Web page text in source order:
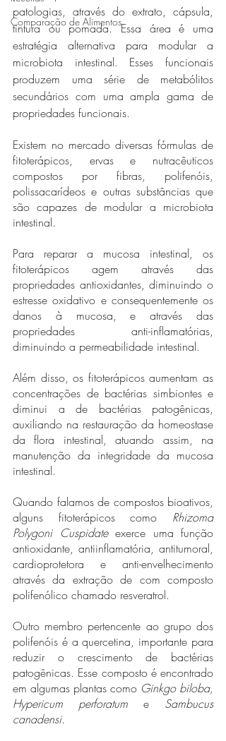
Comparação de Alimentos
patologias, através do extrato, cápsula,
tintura ou pomada. Essa área é uma
estratégia alternativa para modular a
microbiota intestinal. Esses funcionais
produzem uma série de metabólitos
secundários com uma ampla gama de
propriedades funcionais.
Existem no mercado diversas fórmulas de
fitoterápicos, ervas e nutracêuticos
compostos por fibras, polifenóis,
polissacarídeos e outras substâncias que
são capazes de modular a microbiota
intestinal.
Para reparar a mucosa intestinal, os
fitoterápicos agem através das
propriedades antioxidantes, diminuindo o
estresse oxidativo e consequentemente os
danos à mucosa, e através das
propriedades anti-inflamatórias,
diminuindo a permeabilidade intestinal.
Além disso, os fitoterápicos aumentam as
concentrações de bactérias simbiontes e
diminui a de bactérias patogênicas,
auxiliando na restauração da homeostase
da flora intestinal, atuando assim, na
manutenção da integridade da mucosa
intestinal.
Quando falamos de compostos bioativos,
alguns fitoterápicos como Rhizoma
Polygoni Cuspidate exerce uma função
antioxidante, antiinflamatória, antitumoral,
cardioprotetora e anti-envelhecimento
através da extração de com composto
polifenólico chamado resveratrol.
Outro membro pertencente ao grupo dos
polifenóis é a quercetina, importante para
reduzir o crescimento de bactérias
patogênicas. Esse composto é encontrado
em algumas plantas como Ginkgo biloba,
Hypericum perforatum e Sambucus
canadensi.